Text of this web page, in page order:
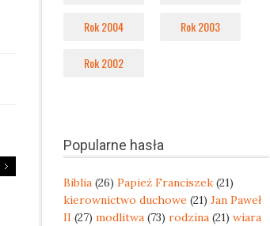
Rok 2004 Rok 2003
Rok 2002
Popularne hasła
Biblia (26) Papież Franciszek (21)
kierownictwo duchowe (21) Jan Paweł
II (27) modlitwa (73) rodzina (21) wiara